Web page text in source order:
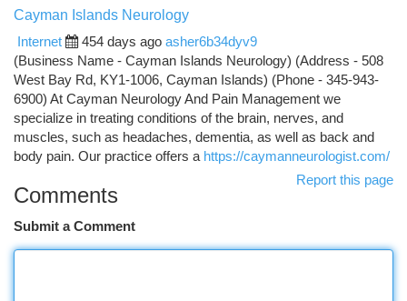
Cayman Islands Neurology
Internet
454 days ago asher6b34dyv9
(Business Name - Cayman Islands Neurology) (Address - 508
West Bay Rd, KY1-1006, Cayman Islands) (Phone - 345-943-
6900) At Cayman Neurology And Pain Management we
specialize in treating conditions of the brain, nerves, and
muscles, such as headaches, dementia, as well as back and
body pain. Our practice offers a https://caymanneurologist.com/
Report this page
Comments
Submit a Comment